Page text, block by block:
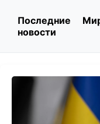
Последние
новости